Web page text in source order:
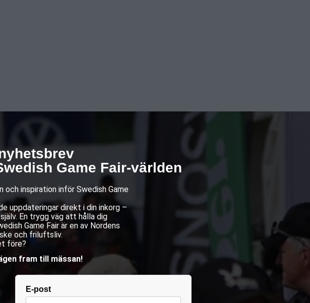
Game Fair-världen
och inspiration inför Swedish Game
uppdateringar direkt i din inkorg –
En trygg väg att hålla dig
Game Fair är en av Nordens
och friluftsliv.
före?
fram till mässan!
E-post